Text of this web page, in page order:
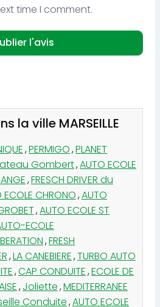
time I comment.
la ville MARSEILLE
,PERMIGO,PLANET
Gombert,AUTO ECOLE
,FRESCH DRIVER du
ECOLE CHRONO,AUTO
,AUTO ECOLE ST
ECOLE
,FRESH
,LA CANEBIERE,TURBO AUTO
,CAP CONDUITE,ECOLE DE
,Joliette,MEDITERRANEE
Conduite,AUTO ECOLE